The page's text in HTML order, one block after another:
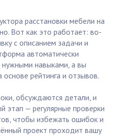
расстановки мебели на
Вот как это работает: во-
с описанием задачи и
автоматически
навыками, а вы
рейтинга и отзывов.
обсуждаются детали, и
этап — регулярные проверки
чтобы избежать ошибок и
проект проходит вашу